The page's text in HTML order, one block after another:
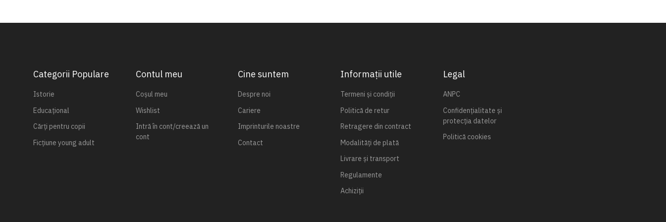
Categorii Populare
Istorie
Educațional
Cărți pentru copii
Ficțiune young adult
Contul meu
Coșul meu
Wishlist
Intră în cont/creează un
cont
Cine suntem
Despre noi
Cariere
Imprinturile noastre
Contact
Informații utile
Termeni și condiții
Politică de retur
Retragere din contract
Modalități de plată
Livrare și transport
Regulamente
Achiziții
Legal
ANPC
Confidențialitate și
protecția datelor
Politică cookies